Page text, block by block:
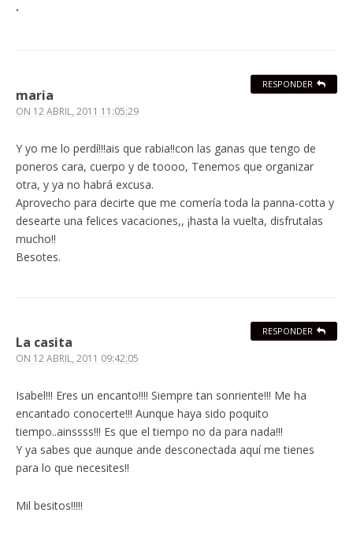
·
maria
ON 12 ABRIL, 2011 11:05:29
Y yo me lo perdí!!!ais que rabia!!con las ganas que tengo de
poneros cara, cuerpo y de toooo, Tenemos que organizar
otra, y ya no habrá excusa.
Aprovecho para decirte que me comería toda la panna-cotta y
desearte una felices vacaciones,, ¡hasta la vuelta, disfrutalas
mucho!!
Besotes.
RESPONDER
La casita
ON 12 ABRIL, 2011 09:42:05
Isabel!!! Eres un encanto!!!! Siempre tan sonriente!!! Me ha
encantado conocerte!!! Aunque haya sido poquito
tiempo..ainssss!!! Es que el tiempo no da para nada!!!
Y ya sabes que aunque ande desconectada aquí me tienes
para lo que necesites!!
Mil besitos!!!!!
RESPONDER